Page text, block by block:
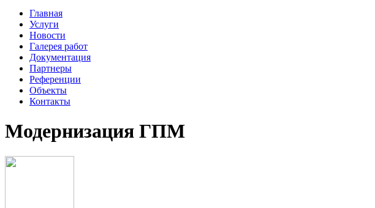
Главная
Услуги
Новости
Галерея работ
Документация
Партнеры
Референции
Объекты
Контакты
Модернизация ГПМ